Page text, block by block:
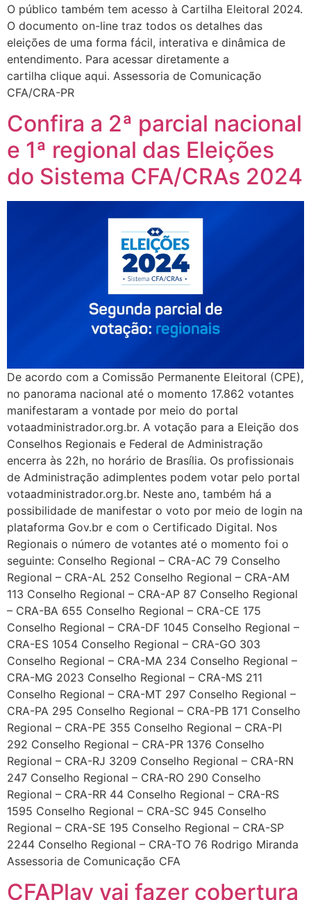
O público também tem acesso à Cartilha Eleitoral 2024.
O documento on-line traz todos os detalhes das
eleições de uma forma fácil, interativa e dinâmica de
entendimento. Para acessar diretamente a
cartilha clique aqui. Assessoria de Comunicação
CFA/CRA-PR
Confira a 2ª parcial nacional
e 1ª regional das Eleições
do Sistema CFA/CRAs 2024
De acordo com a Comissão Permanente Eleitoral (CPE),
no panorama nacional até o momento 17.862 votantes
manifestaram a vontade por meio do portal
votaadministrador.org.br. A votação para a Eleição dos
Conselhos Regionais e Federal de Administração
encerra às 22h, no horário de Brasília. Os profissionais
de Administração adimplentes podem votar pelo portal
votaadministrador.org.br. Neste ano, também há a
possibilidade de manifestar o voto por meio de login na
plataforma Gov.br e com o Certificado Digital. Nos
Regionais o número de votantes até o momento foi o
seguinte: Conselho Regional – CRA-AC 79 Conselho
Regional – CRA-AL 252 Conselho Regional – CRA-AM
113 Conselho Regional – CRA-AP 87 Conselho Regional
– CRA-BA 655 Conselho Regional – CRA-CE 175
Conselho Regional – CRA-DF 1045 Conselho Regional –
CRA-ES 1054 Conselho Regional – CRA-GO 303
Conselho Regional – CRA-MA 234 Conselho Regional –
CRA-MG 2023 Conselho Regional – CRA-MS 211
Conselho Regional – CRA-MT 297 Conselho Regional –
CRA-PA 295 Conselho Regional – CRA-PB 171 Conselho
Regional – CRA-PE 355 Conselho Regional – CRA-PI
292 Conselho Regional – CRA-PR 1376 Conselho
Regional – CRA-RJ 3209 Conselho Regional – CRA-RN
247 Conselho Regional – CRA-RO 290 Conselho
Regional – CRA-RR 44 Conselho Regional – CRA-RS
1595 Conselho Regional – CRA-SC 945 Conselho
Regional – CRA-SE 195 Conselho Regional – CRA-SP
2244 Conselho Regional – CRA-TO 76 Rodrigo Miranda
Assessoria de Comunicação CFA
CFAPlay vai fazer cobertura